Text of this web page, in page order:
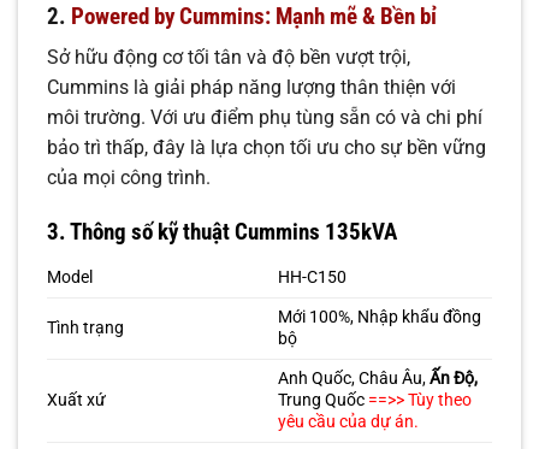
2. Powered by Cummins: Mạnh mẽ & Bền bỉ
Sở hữu động cơ tối tân và độ bền vượt trội,
Cummins là giải pháp năng lượng thân thiện với
môi trường. Với ưu điểm phụ tùng sẵn có và chi phí
bảo trì thấp, đây là lựa chọn tối ưu cho sự bền vững
của mọi công trình.
3.Thông số kỹ thuật Cummins 135kVA
Model HH-C150
Tình trạng
Mới 100%, Nhập khẩu đồng
bộ
Xuất xứ
Anh Quốc, Châu Âu,Ấn Độ,
Trung Quốc ==>> Tùy theo
yêu cầu của dự án.